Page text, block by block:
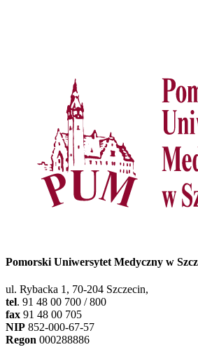
Pomorski Uniwersytet Medyczny w
ul. Rybacka 1, 70-204 Szczecin,
tel. 91 48 00 700 / 800
fax 91 48 00 705
NIP 852-000-67-57
Regon 000288886